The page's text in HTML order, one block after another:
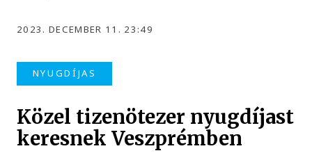
2023. DECEMBER 11. 23:49
NYUGDÍJAS
Közel tizenötezer nyugdíjast
keresnek Veszprémben